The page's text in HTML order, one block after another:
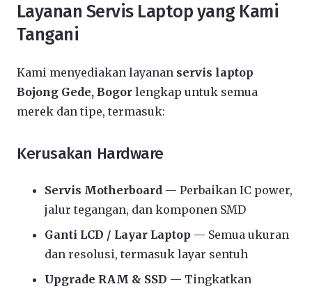
Layanan Servis Laptop yang Kami
Tangani
Kami menyediakan layanan servis laptop
Bojong Gede, Bogor lengkap untuk semua
merek dan tipe, termasuk:
Kerusakan Hardware
Servis Motherboard — Perbaikan IC power,
jalur tegangan, dan komponen SMD
Ganti LCD / Layar Laptop — Semua ukuran
dan resolusi, termasuk layar sentuh
Upgrade RAM & SSD — Tingkatkan